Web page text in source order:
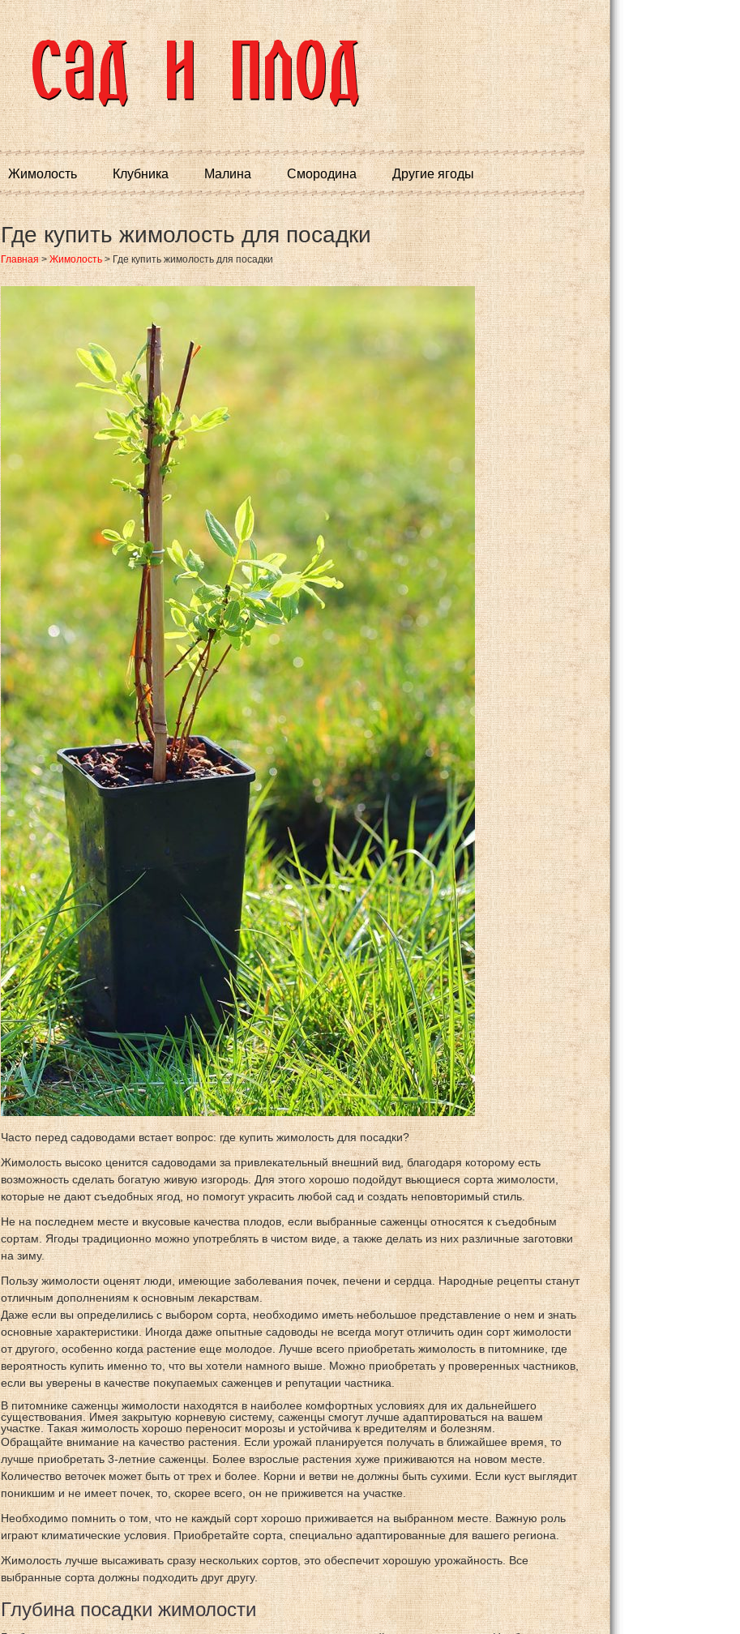
Жимолость Клубника Малина Смородина Другие ягоды
Где купить жимолость для посадки
Главная>Жимолость>Где купить жимолость для посадки
Часто перед садоводами встает вопрос: где купить жимолость для посадки?
Жимолость высоко ценится садоводами за привлекательный внешний вид, благодаря которому есть
возможность сделать богатую живую изгородь. Для этого хорошо подойдут вьющиеся сорта жимолости,
которые не дают съедобных ягод, но помогут украсить любой сад и создать неповторимый стиль.
Не на последнем месте и вкусовые качества плодов, если выбранные саженцы относятся к съедобным
сортам. Ягоды традиционно можно употреблять в чистом виде, а также делать из них различные заготовки
на зиму.
Пользу жимолости оценят люди, имеющие заболевания почек, печени и сердца. Народные рецепты станут
отличным дополнениям к основным лекарствам.
Даже если вы определились с выбором сорта, необходимо иметь небольшое представление о нем и знать
основные характеристики. Иногда даже опытные садоводы не всегда могут отличить один сорт жимолости
от другого, особенно когда растение еще молодое. Лучше всего приобретать жимолость в питомнике, где
вероятность купить именно то, что вы хотели намного выше. Можно приобретать у проверенных частников,
если вы уверены в качестве покупаемых саженцев и репутации частника.
В питомнике саженцы жимолости находятся в наиболее комфортных условиях для их дальнейшего
существования. Имея закрытую корневую систему, саженцы смогут лучше адаптироваться на вашем
участке. Такая жимолость хорошо переносит морозы и устойчива к вредителям и болезням.
Обращайте внимание на качество растения. Если урожай планируется получать в ближайшее время, то
лучше приобретать 3-летние саженцы. Более взрослые растения хуже приживаются на новом месте.
Количество веточек может быть от трех и более. Корни и ветви не должны быть сухими. Если куст выглядит
поникшим и не имеет почек, то, скорее всего, он не приживется на участке.
Необходимо помнить о том, что не каждый сорт хорошо приживается на выбранном месте. Важную роль
играют климатические условия. Приобретайте сорта, специально адаптированные для вашего региона.
Жимолость лучше высаживать сразу нескольких сортов, это обеспечит хорошую урожайность. Все
выбранные сорта должны подходить друг другу.
Глубина посадки жимолости